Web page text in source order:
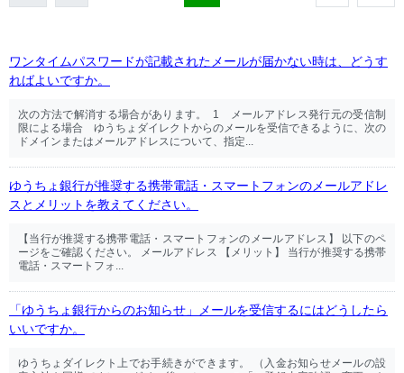
ワンタイムパスワードが記載されたメールが届かない時は、どうす
ればよいですか。
次の方法で解消する場合があります。 1 メールアドレス発行元の受信制
限による場合 ゆうちょダイレクトからのメールを受信できるように、次の
ドメインまたはメールアドレスについて、指定...
ゆうちょ銀行が推奨する携帯電話・スマートフォンのメールアドレ
スとメリットを教えてください。
【当行が推奨する携帯電話・スマートフォンのメールアドレス】 以下のペ
ージをご確認ください。 メールアドレス 【メリット】 当行が推奨する携帯
電話・スマートフォ...
「ゆうちょ銀行からのお知らせ」メールを受信するにはどうしたら
いいですか。
ゆうちょダイレクト上でお手続きができます。 （入金お知らせメールの設